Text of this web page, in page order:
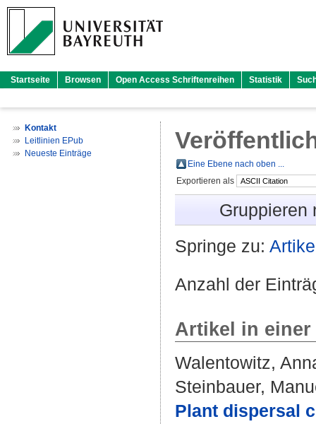
Startseite Browsen Open Access Schriftenreihen Statistik
Kontakt
Leitlinien EPub
Neueste Einträge
Eine Ebene nach oben ...
Exportieren als
Gruppieren
Springe zu:
Anzahl der
Artikel in
Walentowitz,
Steinbauer,
Plant dispersal